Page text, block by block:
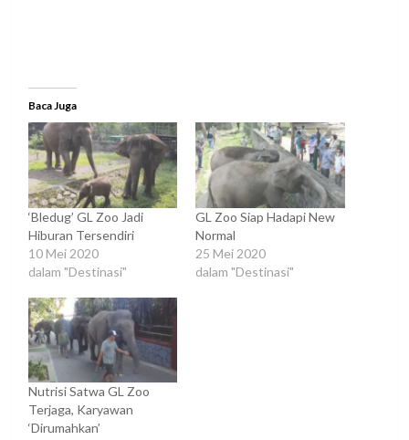
Baca Juga
‘Bledug’ GL Zoo Jadi
Hiburan Tersendiri
10 Mei 2020
dalam "Destinasi"
GL Zoo Siap Hadapi New
Normal
25 Mei 2020
dalam "Destinasi"
Nutrisi Satwa GL Zoo
Terjaga, Karyawan
‘Dirumahkan’